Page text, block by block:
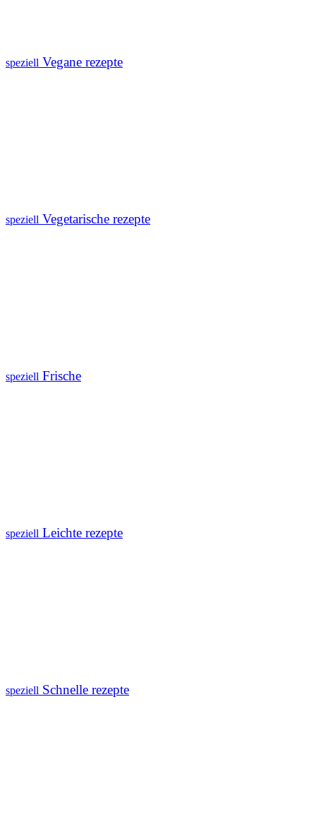
speziell Vegane rezepte
speziell Vegetarische rezepte
speziell Frische
speziell Leichte rezepte
speziell Schnelle rezepte